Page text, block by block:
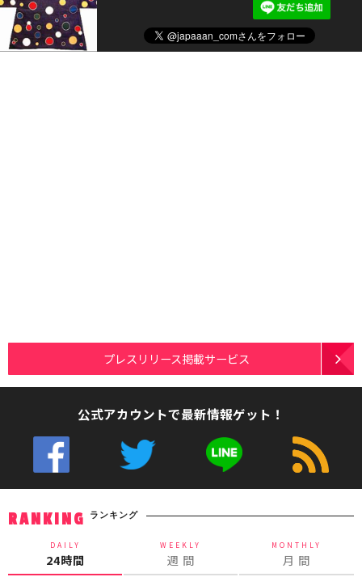
プレスリリース掲載サービス
公式アカウントで最新情報ゲット！
RANKING ランキング
DAILY
24時間
WEEKLY
週 間
MONTHLY
月 間